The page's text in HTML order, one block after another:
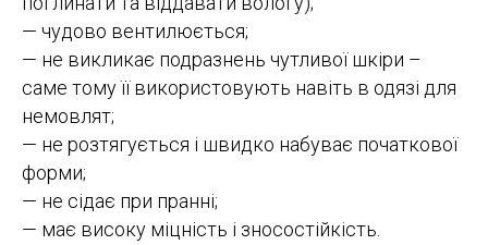
— чудово вентилюється;
— не викликає подразнень чутливої ​​шкіри –
саме тому її використовують навіть в одязі для
немовлят;
— не розтягується і швидко набуває початкової
форми;
— не сідає при пранні;
— має високу міцність і зносостійкість.